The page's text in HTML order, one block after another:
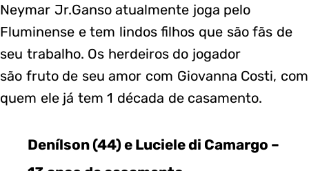
Neymar Jr.Ganso atualmente joga pelo
Fluminense e tem lindos filhos que são fãs de
seu trabalho. Os herdeiros do jogador
são fruto de seu amor com Giovanna Costi, com
quem ele já tem 1 década de casamento.
Denílson (44) e Luciele di Camargo –